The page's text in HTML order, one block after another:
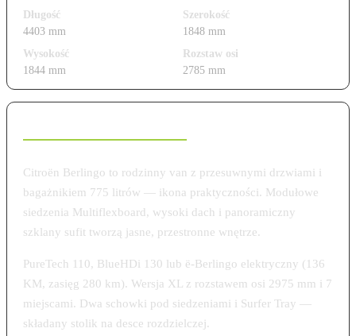
Długość
4403 mm
Szerokość
1848 mm
Wysokość
1844 mm
Rozstaw osi
2785 mm
Citroën Berlingo to rodzinny van z przesuwnymi drzwiami i
bagażnikiem 775 litrów — ikona praktyczności. Modułowe
siedzenia Multiflexboard, wysoki dach i panoramiczny
szklany sufit tworzą jasne, przestronne wnętrze.
PureTech 110, BlueHDi 130 lub ë-Berlingo elektryczny (136
KM, zasięg 280 km). Wersja XL z rozstawem osi 2975 mm i 7
miejscami. Dwa schowki pod siedzeniami i Surfer Tray —
składany stolik na desce rozdzielczej.